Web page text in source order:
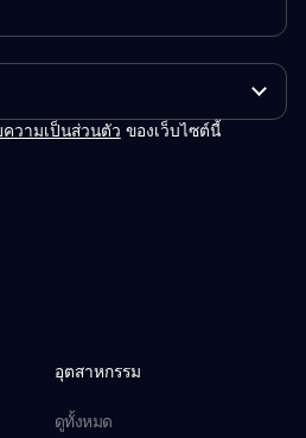
วามเป็นส่วนตัว ของเว็บไซต์นี้
อุตสาหกรรม
ดูทั้งหมด